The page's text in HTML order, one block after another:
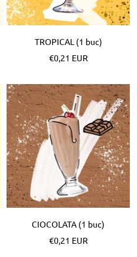
TROPICAL (1 buc)
Pret
€0,21 EUR
CIOCOLATA (1 buc)
Pret
€0,21 EUR